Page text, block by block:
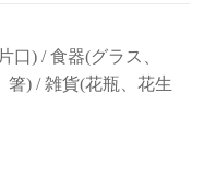
口) / 食器(グラス、
箸) / 雑貨(花瓶、花生